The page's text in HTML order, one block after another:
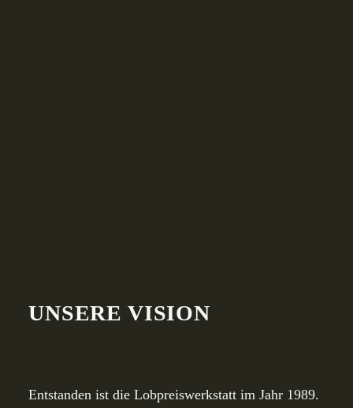
UNSERE VISION
Entstanden ist die Lobpreiswerkstatt im Jahr 1989.